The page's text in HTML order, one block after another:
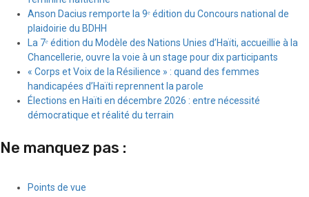
Anson Dacius remporte la 9ᵉ édition du Concours national de
plaidoirie du BDHH
La 7ᵉ édition du Modèle des Nations Unies d’Haïti, accueillie à la
Chancellerie, ouvre la voie à un stage pour dix participants
« Corps et Voix de la Résilience » : quand des femmes
handicapées d’Haïti reprennent la parole
Élections en Haïti en décembre 2026 : entre nécessité
démocratique et réalité du terrain
Ne manquez pas :
Points de vue